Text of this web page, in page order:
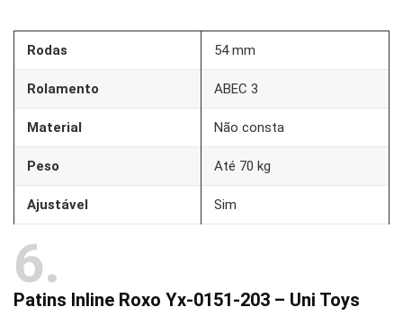
Rodas 54 mm
Rolamento ABEC 3
Material Não consta
Peso Até 70 kg
Ajustável Sim
6
Patins Inline Roxo Yx-0151-203 – Uni Toys